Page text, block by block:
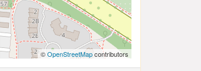
©OpenStreetMapcontributors